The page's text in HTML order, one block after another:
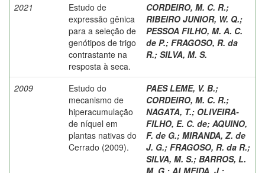
2021
Estudo de
expressão gênica
para a seleção de
genótipos de trigo
contrastante na
resposta à seca.
CORDEIRO, M. C. R.;
RIBEIRO JUNIOR, W. Q.;
PESSOA FILHO, M. A. C.
de P.; FRAGOSO, R. da
R.; SILVA, M. S.
2009
Estudo do
mecanismo de
hiperacumulação
de níquel em
plantas nativas do
Cerrado (2009).
PAES LEME, V. B.;
CORDEIRO, M. C. R.;
NAGATA, T.; OLIVEIRA-
FILHO, E. C. de; AQUINO,
F. de G.; MIRANDA, Z. de
J. G.; FRAGOSO, R. da R.;
SILVA, M. S.; BARROS, L.
M. G.; ALMEIDA, J.;